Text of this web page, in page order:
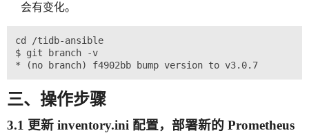
会有变化。
cd /tidb-ansible
$ git branch -v
三、操作步骤
3.1 更新 inventory.ini 配置，部署新的 Prometheus